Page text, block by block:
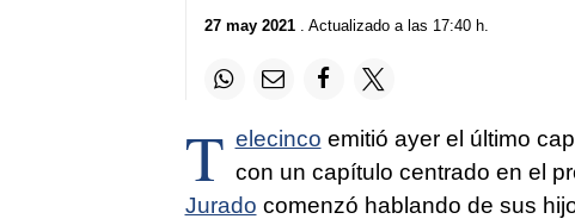
27 may 2021. Actualizado a las 17:40 h.
T elecinco emitió ayer el último
con un capítulo centrado en el
Jurado comenzó hablando de sus